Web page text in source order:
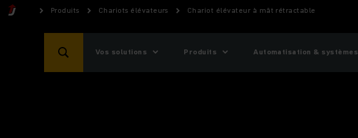
Produits Chariots élévateurs Chariot élévateur à mât rétractable
Vos solutions Produits Automatisation & systèmes